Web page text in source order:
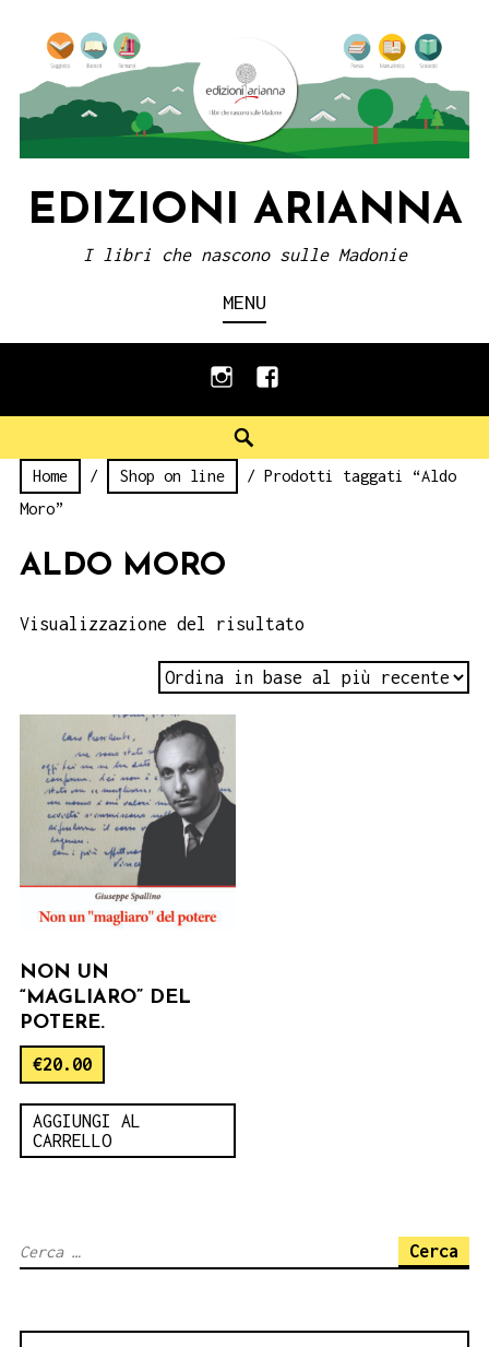
content
EDIZIONI ARIANNA
I libri che nascono sulle Madonie
MENU
instagramfacebook
Home / Shop on line
/ Prodotti taggati “Aldo
Moro”
ALDO MORO
Visualizzazione del risultato
NON UN
“MAGLIARO” DEL
POTERE.
€20.00
AGGIUNGI AL
CARRELLO
Ricerca